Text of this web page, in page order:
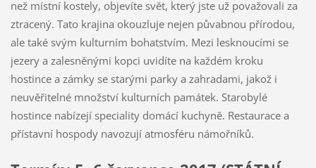
než místní kostely, objevíte svět, který jste už považovali za
ztracený. Tato krajina okouzluje nejen půvabnou přírodou,
ale také svým kulturním bohatstvím. Mezi lesknoucími se
jezery a zalesněnými kopci uvidíte na každém kroku
hostince a zámky se starými parky a zahradami, jakož i
neuvěřitelné množství kulturních památek. Starobylé
hostince nabízejí speciality domácí kuchyně. Restaurace a
přístavní hospody navozují atmosféru námořníků.